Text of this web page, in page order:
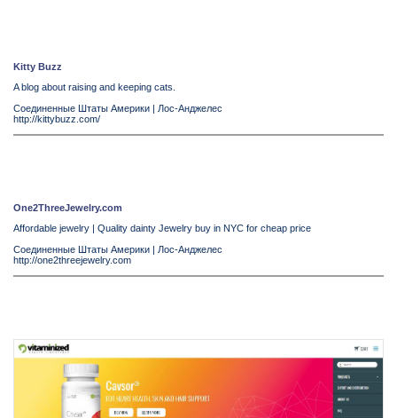
Kitty Buzz
A blog about raising and keeping cats.
Соединенные Штаты Америки | Лос-Анджелес
http://kittybuzz.com/
One2ThreeJewelry.com
Affordable jewelry | Quality dainty Jewelry buy in NYC for cheap price
Соединенные Штаты Америки | Лос-Анджелес
http://one2threejewelry.com